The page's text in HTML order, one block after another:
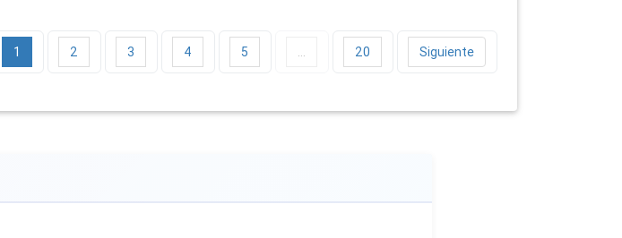
1 2 3 4 5 … 20 Siguiente